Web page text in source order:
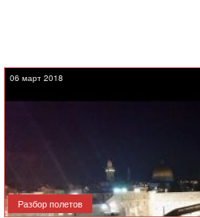
06 март 2018
Разбор полетов